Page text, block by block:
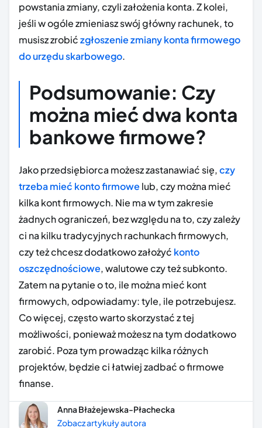
powstania zmiany, czyli założenia konta. Z kolei,
jeśli w ogóle zmieniasz swój główny rachunek, to
musisz zrobićzgłoszenie zmiany konta firmowego
do urzędu skarbowego.
Podsumowanie: Czy
można mieć dwa konta
bankowe firmowe?
Jako przedsiębiorca możesz zastanawiać się,czy
trzeba mieć konto firmowe lub, czy można mieć
kilka kont firmowych. Nie ma w tym zakresie
żadnych ograniczeń, bez względu na to, czy zależy
ci na kilku tradycyjnych rachunkach firmowych,
czy też chcesz dodatkowo założyć konto
oszczędnościowe, walutowe czy też subkonto.
Zatem na pytanie o to, ile można mieć kont
firmowych, odpowiadamy: tyle, ile potrzebujesz.
Co więcej, często warto skorzystać z tej
możliwości, ponieważ możesz na tym dodatkowo
zarobić. Poza tym prowadząc kilka różnych
projektów, będzie ci łatwiej zadbać o firmowe
finanse.
Anna Błażejewska-Płachecka
Zobacz artykuły autora